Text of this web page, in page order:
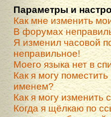
Параметры и
Как мне изменить
В форумах
Я изменил часовой
неправильное!
Моего языка нет в
Как я могу
именем?
Как я могу изменить
Когда я щёлкаю по